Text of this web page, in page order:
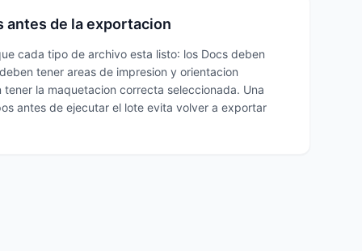
antes de la exportacion
cada tipo de archivo esta listo: los Docs deben
tener areas de impresion y orientacion
la maquetacion correcta seleccionada. Una
antes de ejecutar el lote evita volver a exportar